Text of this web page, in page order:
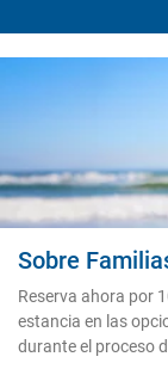
Sobre
Reserva ahora por
estancia en las
durante el proceso